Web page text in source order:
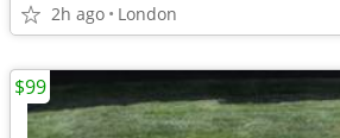
2h ago London
$99